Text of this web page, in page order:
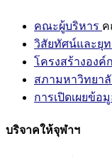
คณะผู้บริหาร ค
วิสัยทัศน์และยุ
โครงสร้างองค์
สภามหาวิทยาลั
การเปิดเผยข้อ
บริจาคให้จุฬาฯ